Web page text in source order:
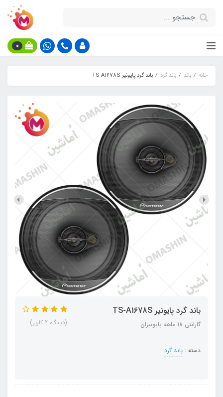
0
خانه باند باند گرد باند گرد پایونیر TS-A1678S
باند گرد پایونیر TS-A1678S
گارانتی 18 ماهه پایونیران
دسته : باند گرد
(دیدگاه 2 کاربر)